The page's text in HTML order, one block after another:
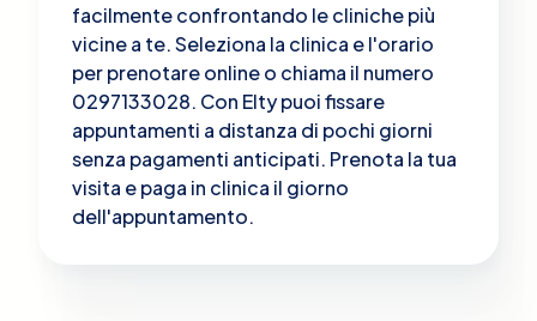
facilmente confrontando le cliniche più
vicine a te. Seleziona la clinica e l'orario
per prenotare online o chiama il numero
0297133028. Con Elty puoi fissare
appuntamenti a distanza di pochi giorni
senza pagamenti anticipati. Prenota la tua
visita e paga in clinica il giorno
dell'appuntamento.